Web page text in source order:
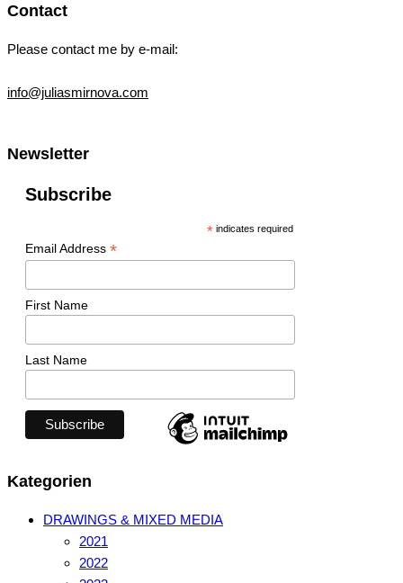
Contact
Please contact me by e-mail:
info@juliasmirnova.com
Newsletter
Subscribe
*indicates required
Email Address *
First Name
Last Name
Kategorien
DRAWINGS & MIXED MEDIA
2021
2022